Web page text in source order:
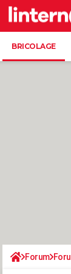
BRICOLAGE
Forum